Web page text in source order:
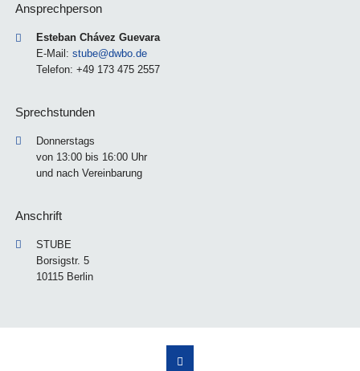
Ansprechperson
Esteban Chávez Guevara
E-Mail: stube@dwbo.de
Telefon: +49 173 475 2557
Sprechstunden
Donnerstags
von 13:00 bis 16:00 Uhr
und nach Vereinbarung
Anschrift
STUBE
Borsigstr. 5
10115 Berlin